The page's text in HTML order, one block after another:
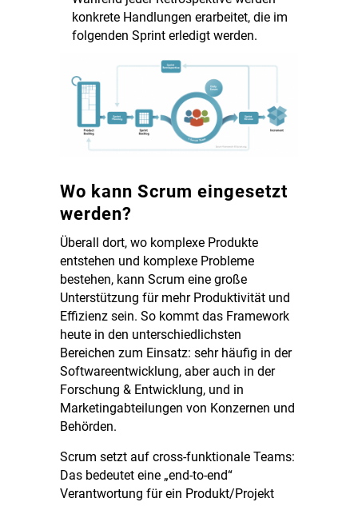
konkrete Handlungen erarbeitet, die im
folgenden Sprint erledigt werden.
Wo kann Scrum eingesetzt
werden?
Überall dort, wo komplexe Produkte
entstehen und komplexe Probleme
bestehen, kann Scrum eine große
Unterstützung für mehr Produktivität und
Effizienz sein. So kommt das Framework
heute in den unterschiedlichsten
Bereichen zum Einsatz: sehr häufig in der
Softwareentwicklung, aber auch in der
Forschung & Entwicklung, und in
Marketingabteilungen von Konzernen und
Behörden.
Scrum setzt auf cross-funktionale Teams:
Das bedeutet eine „end-to-end“
Verantwortung für ein Produkt/Projekt